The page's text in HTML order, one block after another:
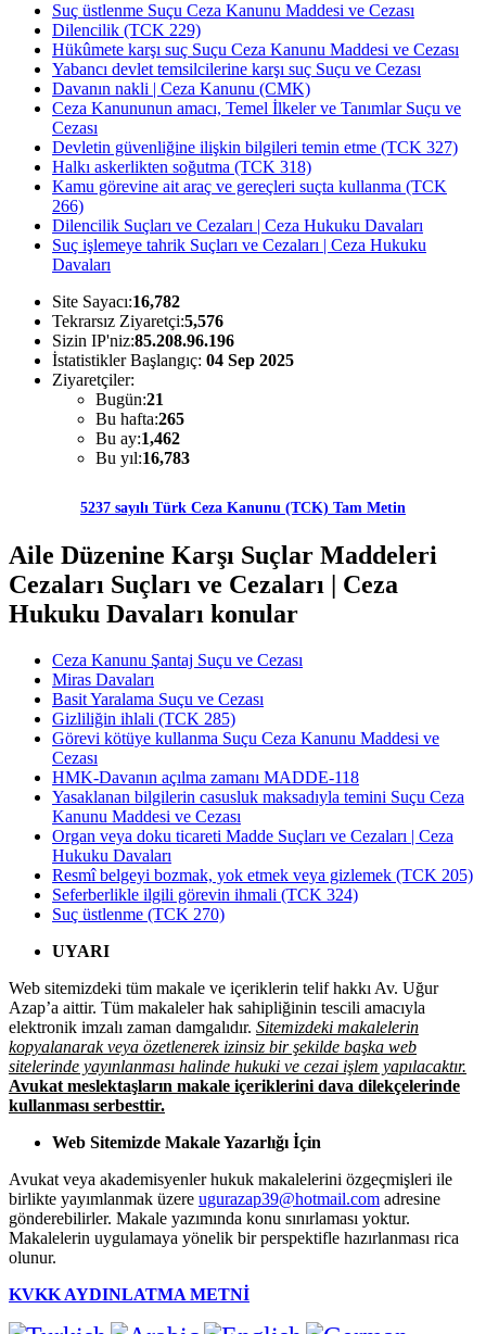
Suç üstlenme Suçu Ceza Kanunu Maddesi ve Cezası
Dilencilik (TCK 229)
Hükûmete karşı suç Suçu Ceza Kanunu Maddesi ve Cezası
Yabancı devlet temsilcilerine karşı suç Suçu ve Cezası
Davanın nakli | Ceza Kanunu (CMK)
Ceza Kanununun amacı, Temel İlkeler ve Tanımlar Suçu ve
Cezası
Devletin güvenliğine ilişkin bilgileri temin etme (TCK 327)
Halkı askerlikten soğutma (TCK 318)
Kamu görevine ait araç ve gereçleri suçta kullanma (TCK
266)
Dilencilik Suçları ve Cezaları | Ceza Hukuku Davaları
Suç işlemeye tahrik Suçları ve Cezaları | Ceza Hukuku
Davaları
Site Sayacı:16,782
Tekrarsız Ziyaretçi:5,576
Sizin IP'niz:85.208.96.196
İstatistikler Başlangıç: 04 Sep 2025
Ziyaretçiler:
Bugün:21
Bu hafta:265
Bu ay:1,462
Bu yıl:16,783
5237 sayılı Türk Ceza Kanunu (TCK) Tam Metin
Aile Düzenine Karşı Suçlar Maddeleri
Cezaları Suçları ve Cezaları | Ceza
Hukuku Davaları konular
Ceza Kanunu Şantaj Suçu ve Cezası
Miras Davaları
Basit Yaralama Suçu ve Cezası
Gizliliğin ihlali (TCK 285)
Görevi kötüye kullanma Suçu Ceza Kanunu Maddesi ve
Cezası
HMK-Davanın açılma zamanı MADDE-118
Yasaklanan bilgilerin casusluk maksadıyla temini Suçu Ceza
Kanunu Maddesi ve Cezası
Organ veya doku ticareti Madde Suçları ve Cezaları | Ceza
Hukuku Davaları
Resmî belgeyi bozmak, yok etmek veya gizlemek (TCK 205)
Seferberlikle ilgili görevin ihmali (TCK 324)
Suç üstlenme (TCK 270)
UYARI
Web sitemizdeki tüm makale ve içeriklerin telif hakkı Av. Uğur
Azap’a aittir. Tüm makaleler hak sahipliğinin tescili amacıyla
elektronik imzalı zaman damgalıdır. Sitemizdeki makalelerin
kopyalanarak veya özetlenerek izinsiz bir şekilde başka web
sitelerinde yayınlanması halinde hukuki ve cezai işlem yapılacaktır.
Avukat meslektaşların makale içeriklerini dava dilekçelerinde
kullanması serbesttir.
Web Sitemizde Makale Yazarlığı İçin
Avukat veya akademisyenler hukuk makalelerini özgeçmişleri ile
birlikte yayımlanmak üzere ugurazap39@hotmail.com adresine
gönderebilirler. Makale yazımında konu sınırlaması yoktur.
Makalelerin uygulamaya yönelik bir perspektifle hazırlanması rica
olunur.
KVKK AYDINLATMA METNİ